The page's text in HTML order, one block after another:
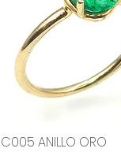
Vista rápida
ANILLO ORO